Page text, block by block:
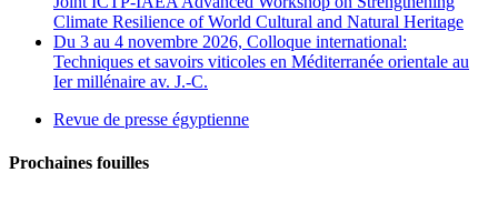
Climate Resilience of World Cultural and Natural Heritage
Du 3 au 4 novembre 2026, Colloque international:
Techniques et savoirs viticoles en Méditerranée orientale au
Ier millénaire av. J.-C.
Revue de presse égyptienne
Prochaines fouilles